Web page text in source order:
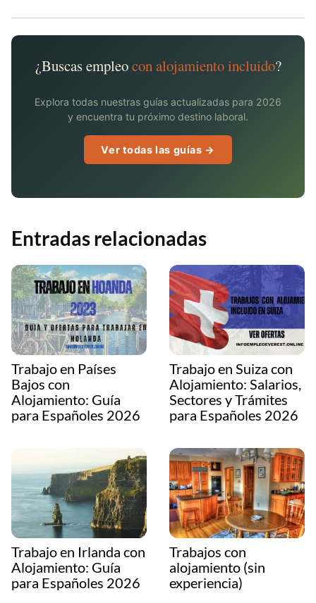
¿Buscas empleocon alojamiento incluido?
Explora todas nuestras guías actualizadas para 2026
y encuentra tu próximo destino laboral.
Ver todas las guías →
Entradas relacionadas
Trabajo en Países
Bajos con
Alojamiento: Guía
para Españoles 2026
Trabajo en Suiza con
Alojamiento: Salarios,
Sectores y Trámites
para Españoles 2026
Trabajo en Irlanda con
Alojamiento: Guía
para Españoles 2026
Trabajos con
alojamiento (sin
experiencia)